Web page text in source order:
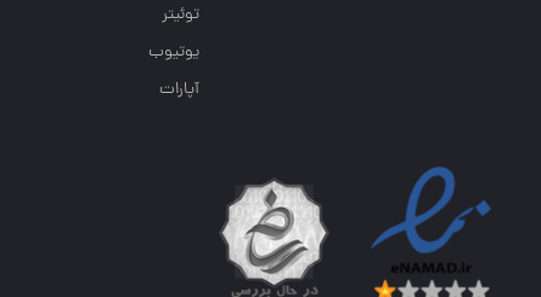
توئیتر
یوتیوب
آپارات